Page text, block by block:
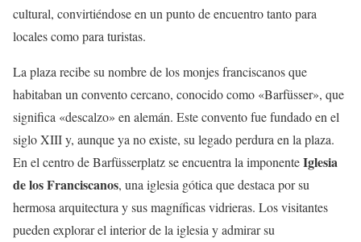
cultural, convirtiéndose en un punto de encuentro tanto para
locales como para turistas.
La plaza recibe su nombre de los monjes franciscanos que
habitaban un convento cercano, conocido como «Barfüsser», que
significa «descalzo» en alemán. Este convento fue fundado en el
siglo XIII y, aunque ya no existe, su legado perdura en la plaza.
En el centro de Barfüsserplatz se encuentra la imponenteIglesia
de los Franciscanos, una iglesia gótica que destaca por su
hermosa arquitectura y sus magníficas vidrieras. Los visitantes
pueden explorar el interior de la iglesia y admirar su